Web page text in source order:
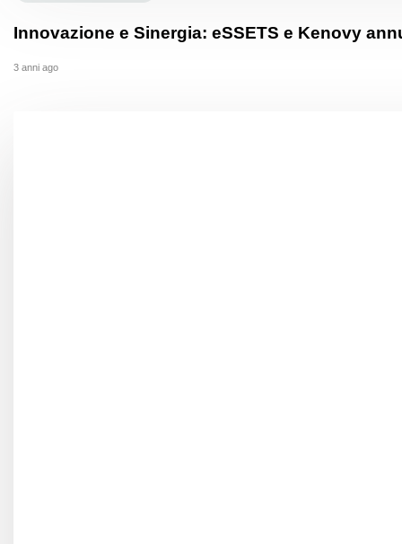
Innovazione e Sinergia: eSSETS e Kenovy
3 anni ago